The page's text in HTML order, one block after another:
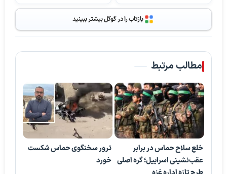
بازتاب را در گوگل بیشتر ببینید
مطالب مرتبط
خلع سلاح حماس در برابر
عقب‌نشینی اسراییل؛ گره اصلی
ترور سخنگوی حماس شکست
خورد